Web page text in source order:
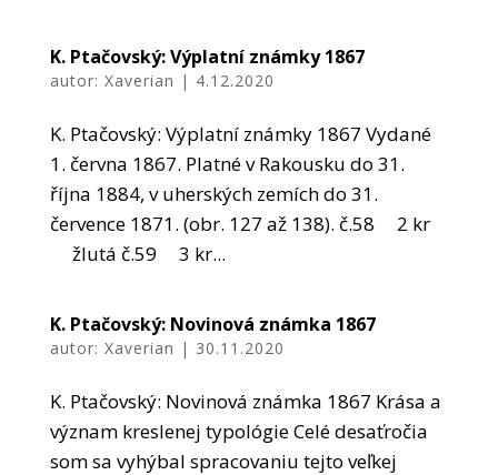
K. Ptačovský: Výplatní známky 1867
autor: Xaverian | 4.12.2020
K. Ptačovský: Výplatní známky 1867 Vydané
1. června 1867. Platné v Rakousku do 31.
října 1884, v uherských zemích do 31.
července 1871. (obr. 127 až 138). č.58 2 kr
žlutá č.59 3 kr...
K. Ptačovský: Novinová známka 1867
autor: Xaverian | 30.11.2020
K. Ptačovský: Novinová známka 1867 Krása a
význam kreslenej typológie Celé desaťročia
som sa vyhýbal spracovaniu tejto veľkej